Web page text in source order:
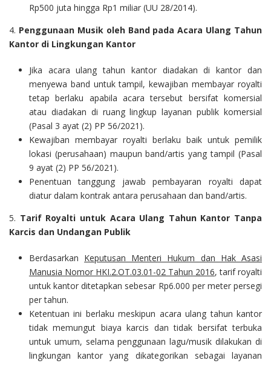
Rp500 juta hingga Rp1 miliar (UU 28/2014).
4. Penggunaan Musik oleh Band pada Acara Ulang Tahun
Kantor di Lingkungan Kantor
Jika acara ulang tahun kantor diadakan di kantor dan
menyewa band untuk tampil, kewajiban membayar royalti
tetap berlaku apabila acara tersebut bersifat komersial
atau diadakan di ruang lingkup layanan publik komersial
(Pasal 3 ayat (2) PP 56/2021).
Kewajiban membayar royalti berlaku baik untuk pemilik
lokasi (perusahaan) maupun band/artis yang tampil (Pasal
9 ayat (2) PP 56/2021).
Penentuan tanggung jawab pembayaran royalti dapat
diatur dalam kontrak antara perusahaan dan band/artis.
5. Tarif Royalti untuk Acara Ulang Tahun Kantor Tanpa
Karcis dan Undangan Publik
Berdasarkan Keputusan Menteri Hukum dan Hak Asasi
Manusia Nomor HKI.2.OT.03.01-02 Tahun 2016, tarif royalti
untuk kantor ditetapkan sebesar Rp6.000 per meter persegi
per tahun.
Ketentuan ini berlaku meskipun acara ulang tahun kantor
tidak memungut biaya karcis dan tidak bersifat terbuka
untuk umum, selama penggunaan lagu/musik dilakukan di
lingkungan kantor yang dikategorikan sebagai layanan